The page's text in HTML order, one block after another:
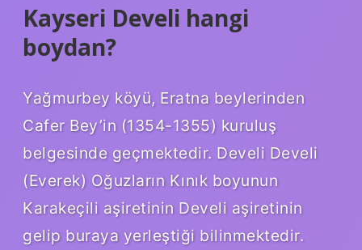
Kayseri Develi hangi
boydan?
Yağmurbey köyü, Eratna beylerinden
Cafer Bey’in (1354-1355) kuruluş
belgesinde geçmektedir. Develi Develi
(Everek) Oğuzların Kınık boyunun
Karakeçili aşiretinin Develi aşiretinin
gelip buraya yerleştiği bilinmektedir.